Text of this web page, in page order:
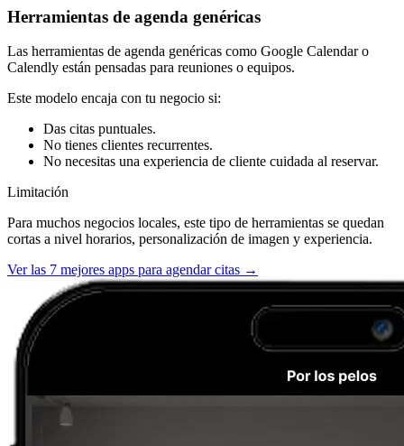
Herramientas de agenda genéricas
Las herramientas de agenda genéricas como Google Calendar o
Calendly están pensadas para reuniones o equipos.
Este modelo encaja con tu negocio si:
Das citas puntuales.
No tienes clientes recurrentes.
No necesitas una experiencia de cliente cuidada al reservar.
Limitación
Para muchos negocios locales, este tipo de herramientas se quedan
cortas a nivel horarios, personalización de imagen y experiencia.
Ver las 7 mejores apps para agendar citas →